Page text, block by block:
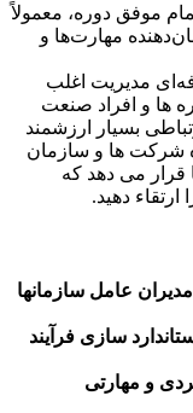
موفق دوره، معمولاً
مهارت‌ها و
مدیریت اغلب
ها و افراد صنعت
بسیار ارزشمند
شرکت ها و سازمان
قرار می دهد که
دهید.
عامل سازمانها
سازی فرآیند
و مهارتی